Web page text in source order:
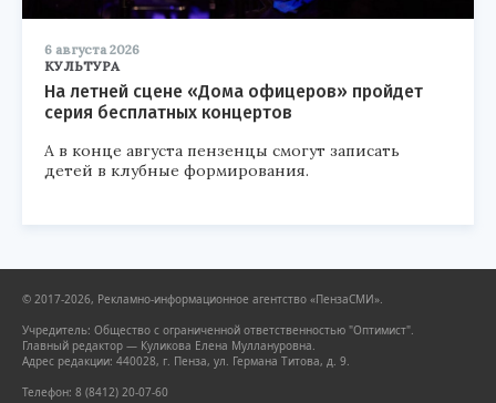
6 августа 2026
КУЛЬТУРА
На летней сцене «Дома офицеров» пройдет
серия бесплатных концертов
А в конце августа пензенцы смогут записать
детей в клубные формирования.
© 2017-2026, Рекламно-информационное агентство «ПензаСМИ».
Учредитель: Общество с ограниченной ответственностью "Оптимист".
Главный редактор — Куликова Елена Муллануровна.
Адрес редакции: 440028, г. Пенза, ул. Германа Титова, д. 9.
Телефон: 8 (8412) 20-07-60